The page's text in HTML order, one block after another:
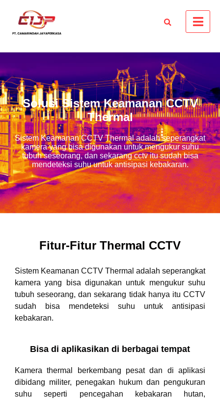
Solusi Sistem Keamanan CCTV
Thermal
Sistem Keamanan CCTV Thermal adalah seperangkat
kamera yang bisa digunakan untuk mengukur suhu
tubuh seseorang, dan sekarang cctv itu sudah bisa
mendeteksi suhu untuk antisipasi kebakaran.
Fitur-Fitur Thermal CCTV
Sistem Keamanan CCTV Thermal adalah seperangkat
kamera yang bisa digunakan untuk mengukur suhu
tubuh seseorang, dan sekarang tidak hanya itu CCTV
sudah bisa mendeteksi suhu untuk antisipasi
kebakaran.
Bisa di aplikasikan di berbagai tempat
Kamera thermal berkembang pesat dan di aplikasi
dibidang militer, penegakan hukum dan pengukuran
suhu seperti pencegahan kebakaran hutan,